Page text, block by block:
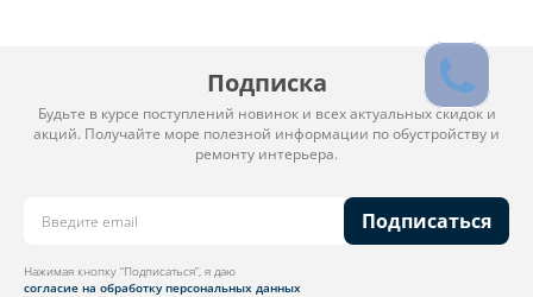
Подписка
Будьте в курсе поступлений новинок и всех актуальных скидок и
акций. Получайте море полезной информации по обустройству и
ремонту интерьера.
Подписаться
Нажимая кнопку “Подписаться”, я даю
согласие на обработку персональных данных